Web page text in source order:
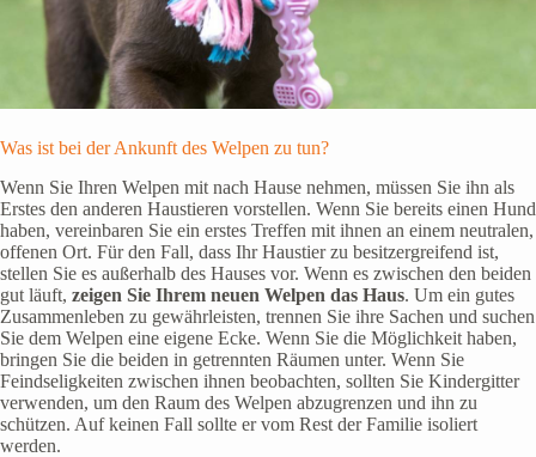
Was ist bei der Ankunft des Welpen zu tun?
Wenn Sie Ihren Welpen mit nach Hause nehmen, müssen Sie ihn als
Erstes den anderen Haustieren vorstellen. Wenn Sie bereits einen Hund
haben, vereinbaren Sie ein erstes Treffen mit ihnen an einem neutralen,
offenen Ort. Für den Fall, dass Ihr Haustier zu besitzergreifend ist,
stellen Sie es außerhalb des Hauses vor. Wenn es zwischen den beiden
gut läuft, zeigen Sie Ihrem neuen Welpen das Haus. Um ein gutes
Zusammenleben zu gewährleisten, trennen Sie ihre Sachen und suchen
Sie dem Welpen eine eigene Ecke. Wenn Sie die Möglichkeit haben,
bringen Sie die beiden in getrennten Räumen unter. Wenn Sie
Feindseligkeiten zwischen ihnen beobachten, sollten Sie Kindergitter
verwenden, um den Raum des Welpen abzugrenzen und ihn zu
schützen. Auf keinen Fall sollte er vom Rest der Familie isoliert
werden.